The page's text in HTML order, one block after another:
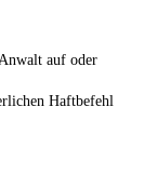
auf oder
Haftbefehl